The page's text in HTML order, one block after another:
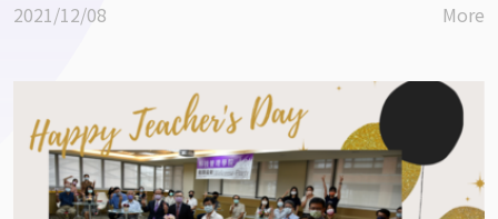
2021/12/08 More